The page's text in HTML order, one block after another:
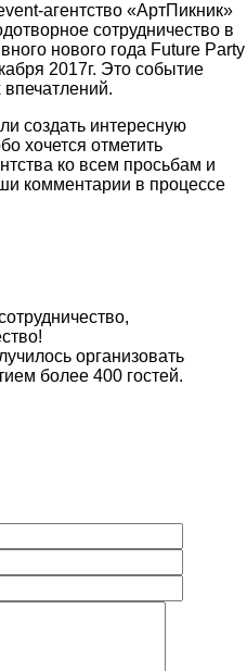
агентство «АртПикник»
сотрудничество в
нового года Future Party
2017г. Это событие
создать интересную
хочется отметить
ко всем просьбам и
комментарии в процессе
организовать
более 400 гостей.